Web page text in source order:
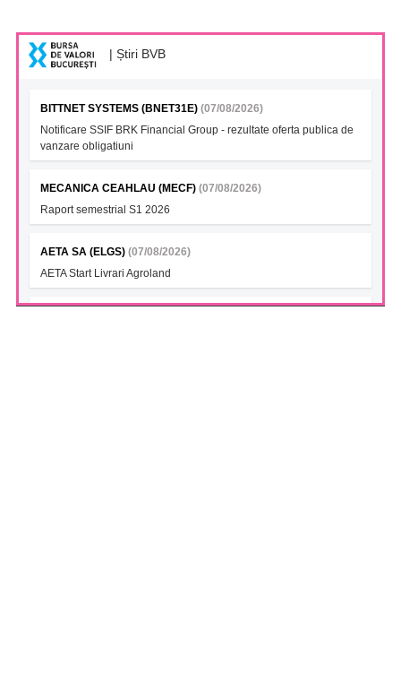
| Știri BVB
BITTNET SYSTEMS (BNET31E) (07/08/2026)
Notificare SSIF BRK Financial Group - rezultate oferta publica de
vanzare obligatiuni
MECANICA CEAHLAU (MECF) (07/08/2026)
Raport semestrial S1 2026
AETA SA (ELGS) (07/08/2026)
AETA Start Livrari Agroland